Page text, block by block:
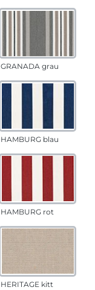
GRANADA grau
HAMBURG blau
HAMBURG rot
HERITAGE kitt